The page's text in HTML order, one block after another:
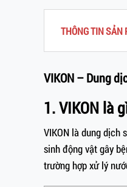
THÔNG TIN SẢN
VIKON – Dung
1. VIKON là
VIKON là dung dịch
sinh động vật gây
trường hợp xử lý